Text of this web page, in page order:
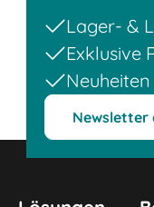
Lager- &
Exklusive
Neuheiten
Newsletter